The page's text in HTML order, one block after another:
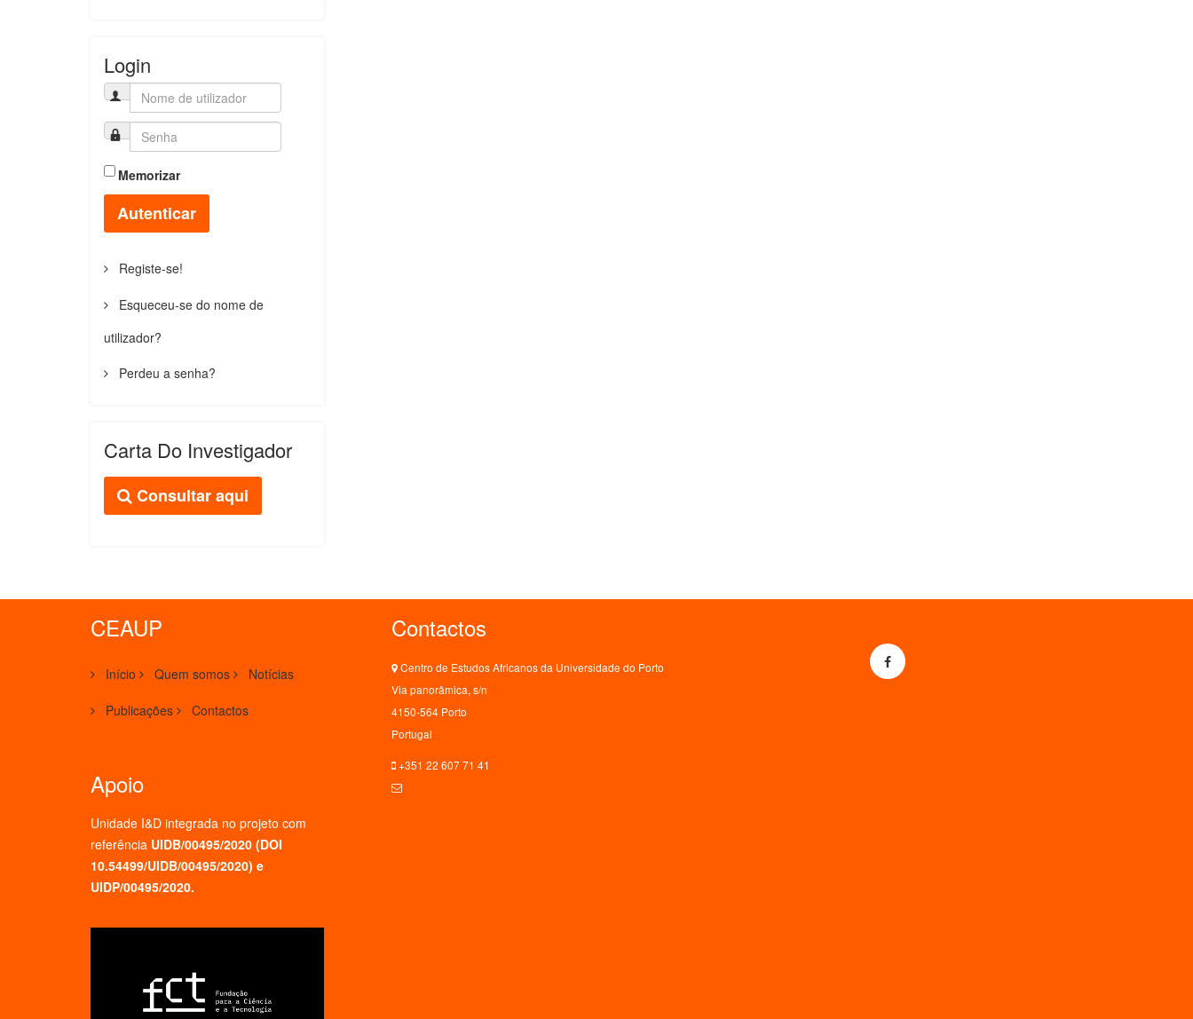
Login
Memorizar
Autenticar
Registe-se!
Esqueceu-se do nome de
utilizador?
Perdeu a senha?
Carta Do Investigador
Consultar aqui
CEAUP
Início Quem somos Notícias
Publicações Contactos
Apoio
Unidade I&D integrada no projeto com
referência UIDB/00495/2020 (DOI
10.54499/UIDB/00495/2020) e
UIDP/00495/2020.
Contactos
Centro de Estudos Africanos da Universidade do Porto
Via panorâmica, s/n
4150-564 Porto
Portugal
+351 22 607 71 41